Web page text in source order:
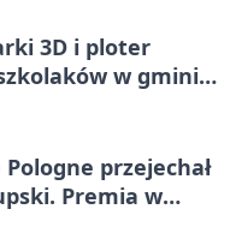
3D i ploter
w gminie
przejechał
Premia w